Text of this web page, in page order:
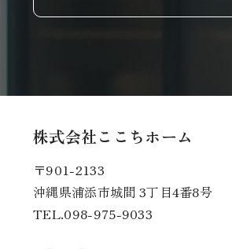
株式会社ここちホーム
〒901-2133
沖縄県浦添市城間 3丁目4番8号
TEL.098-975-9033